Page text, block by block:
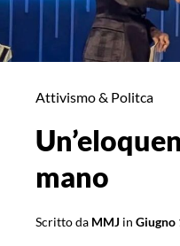
Attivismo & Politca
mano
Scritto da MMJ in Giugno